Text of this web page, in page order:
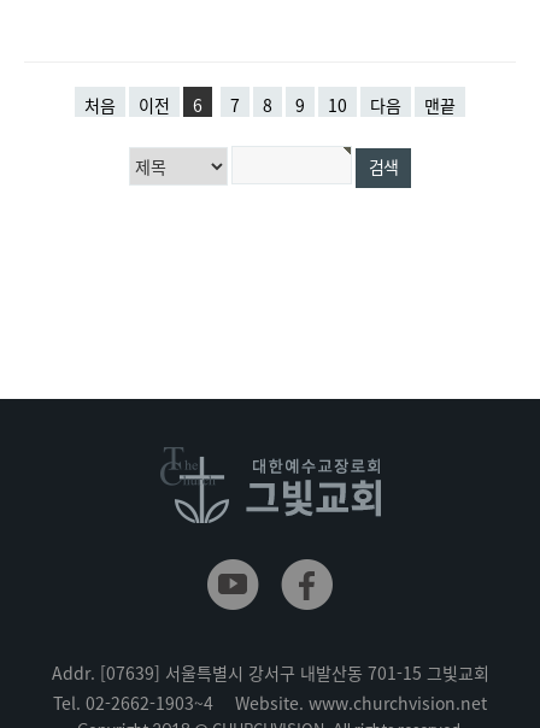
처음 이전 6 7 8 9 10 다음 맨끝
Addr. [07639] 서울특별시 강서구 내발산동 701-15 그빛교회
Tel. 02-2662-1903~4 Website. www.churchvision.net